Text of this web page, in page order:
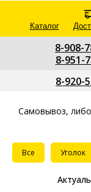
8-908-
8-951-
8-920-
Каталог
Самовывоз,
Все Уголок